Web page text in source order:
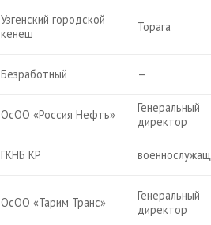
Узгенский городской
кенеш
Торага
Безработный —
ОсОО «Россия Нефть»
Генеральный
директор
ГКНБ КР
ОсОО «Тарим Транс»
Генеральный
директор